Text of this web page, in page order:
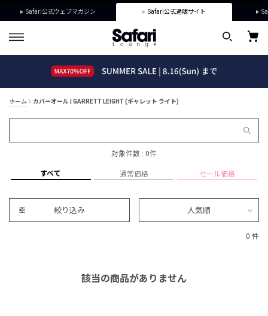
Safari公式ウェブマガジン Safari公式通販サイト
ホーム カバーオール | GARRETT LEIGHT (ギャレット ライト)
対象件数 : 0件
すべて 通常価格 セール価格
絞り込み 人気順
0 件
該当の商品がありません